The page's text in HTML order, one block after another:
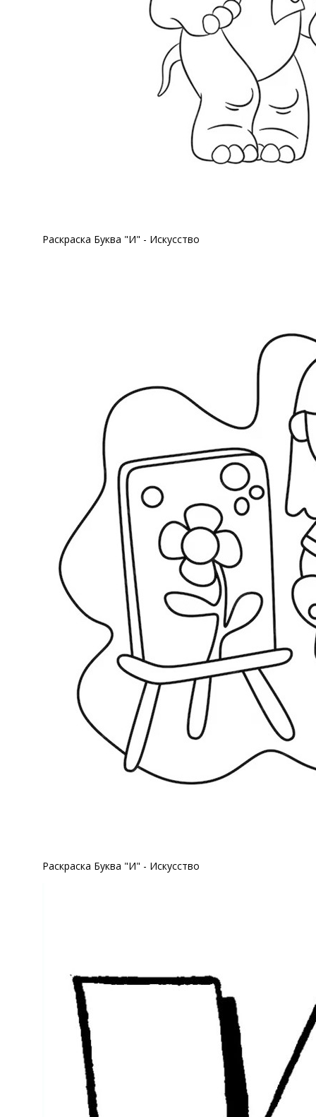
Раскраска Буква "И" - Искусство
Раскраска Буква "И" - Искусство